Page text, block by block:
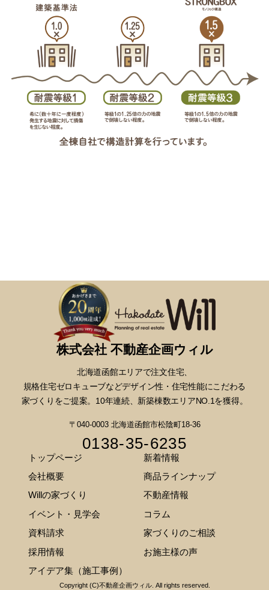
株式会社 不動産企画ウィル
北海道函館エリアで注文住宅、
規格住宅ゼロキューブなどデザイン性・ 住宅性能にこだわる
家づくりをご提案。10年連続、新築棟数エリアNO.1を獲得。
〒040-0003 北海道函館市松陰町18-36
0138-35-6235
トップページ
会社概要
Willの家づくり
イベント・見学会
資料請求
採用情報
アイデア集（施工事例）
新着情報
商品ラインナップ
不動産情報
コラム
家づくりのご相談
お施主様の声
Copyright (C)不動産企画ウィル. All rights reserved.